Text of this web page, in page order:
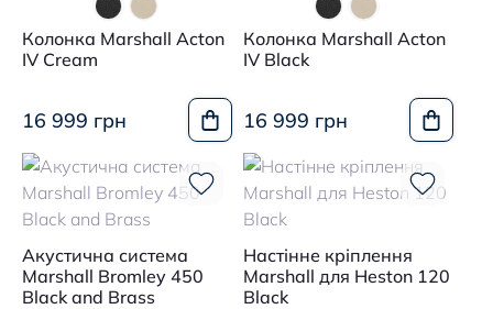
Колонка Marshall Acton
IV Cream
16 999 грн
Колонка Marshall Acton
IV Black
16 999 грн
Акустична система
Marshall Bromley 450
Black and Brass
Настінне кріплення
Marshall для Heston 120
Black